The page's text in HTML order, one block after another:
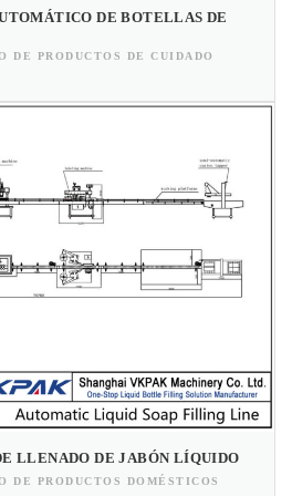
DE BOTELLAS DE
DE PRODUCTOS DE CUIDADO
LLENADO DE JABÓN LÍQUIDO
DE PRODUCTOS DOMÉSTICOS